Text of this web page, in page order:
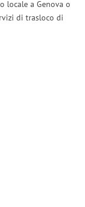
locale a Genova o
di trasloco di